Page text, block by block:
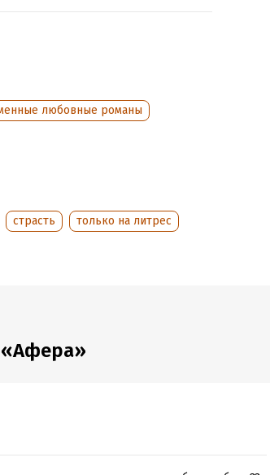
любовные романы
страсть
только на литрес